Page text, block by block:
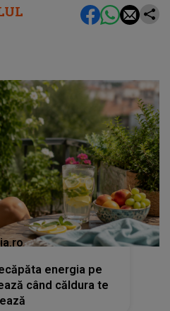
energia pe
când căldura te